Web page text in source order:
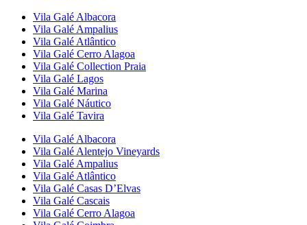
Vila Galé Albacora
Vila Galé Ampalius
Vila Galé Atlântico
Vila Galé Cerro Alagoa
Vila Galé Collection Praia
Vila Galé Lagos
Vila Galé Marina
Vila Galé Náutico
Vila Galé Tavira
Vila Galé Albacora
Vila Galé Alentejo Vineyards
Vila Galé Ampalius
Vila Galé Atlântico
Vila Galé Casas D’Elvas
Vila Galé Cascais
Vila Galé Cerro Alagoa